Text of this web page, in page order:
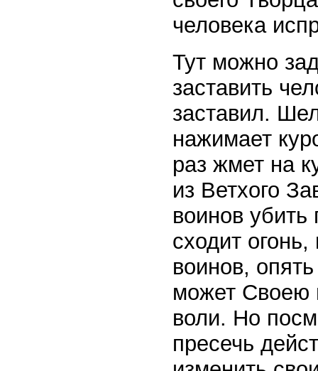
человека
Тут можно
заставить
заставил.
нажимает
раз жмет на
из Ветхого
воинов
сходит
воинов,
может Своею
воли. Но
пресечь